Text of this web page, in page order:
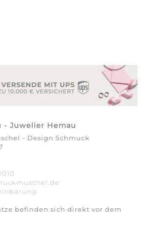
- Juwelier Hemau
- Design Schmuck
befinden sich direkt vor dem